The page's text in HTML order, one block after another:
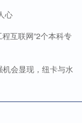
心
互联网”2个本科专
会显现，纽卡与水